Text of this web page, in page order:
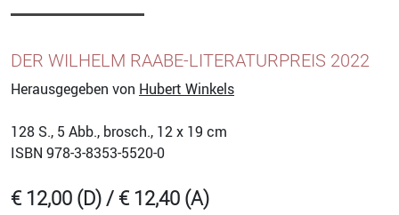
DER WILHELM RAABE-LITERATURPREIS 2022
Herausgegeben von Hubert Winkels
128 S., 5 Abb., brosch., 12 x 19 cm
ISBN 978-3-8353-5520-0
€ 12,00 (D) / € 12,40 (A)